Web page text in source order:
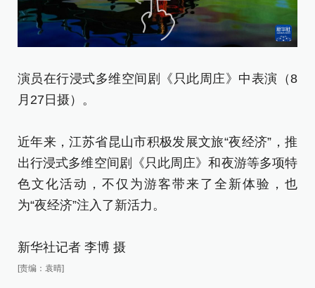
演员在行浸式多维空间剧《只此周庄》中表演（8
月27日摄）。
近年来，江苏省昆山市积极发展文旅“夜经济”，推
出行浸式多维空间剧《只此周庄》和夜游等多项特
色文化活动，不仅为游客带来了全新体验，也
为“夜经济”注入了新活力。
新华社记者 李博 摄
[责编：袁晴]